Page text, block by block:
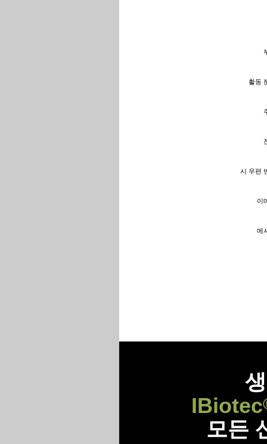
활동
시 우편
이
메
IBiotec
모든